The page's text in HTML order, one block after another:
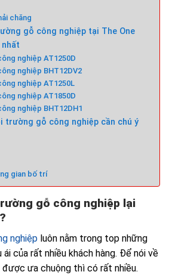
chăng
gỗ công nghiệp tại The One
nghiệp AT1250D
nghiệp BHT12DV2
nghiệp AT1250L
nghiệp AT1850D
nghiệp BHT12DH1
trường gỗ công nghiệp cần chú ý
gian bố trí
gỗ công nghiệp lại
nghiệp luôn nằm trong top những
của rất nhiều khách hàng. Để nói về
được ưa chuộng thì có rất nhiều.